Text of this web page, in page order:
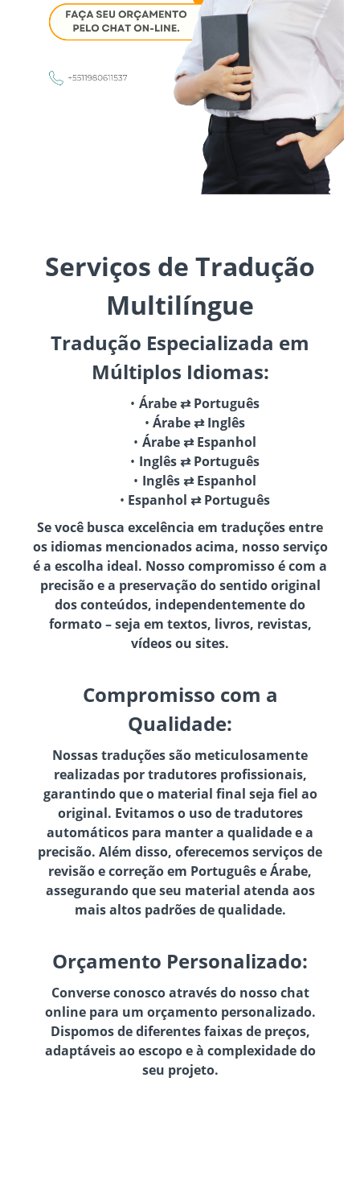
Serviços de Tradução
Multilíngue
Tradução Especializada em
Múltiplos Idiomas:
Árabe ⇄ Português
Árabe ⇄ Inglês
Árabe ⇄ Espanhol
Inglês ⇄ Português
Inglês ⇄ Espanhol
Espanhol ⇄ Português
Se você busca excelência em traduções entre
os idiomas mencionados acima, nosso serviço
é a escolha ideal. Nosso compromisso é com a
precisão e a preservação do sentido original
dos conteúdos, independentemente do
formato – seja em textos, livros, revistas,
vídeos ou sites.
Compromisso com a
Qualidade:
Nossas traduções são meticulosamente
realizadas por tradutores profissionais,
garantindo que o material final seja fiel ao
original. Evitamos o uso de tradutores
automáticos para manter a qualidade e a
precisão. Além disso, oferecemos serviços de
revisão e correção em Português e Árabe,
assegurando que seu material atenda aos
mais altos padrões de qualidade.
Orçamento Personalizado:
Converse conosco através do nosso chat
online para um orçamento personalizado.
Dispomos de diferentes faixas de preços,
adaptáveis ao escopo e à complexidade do
seu projeto.